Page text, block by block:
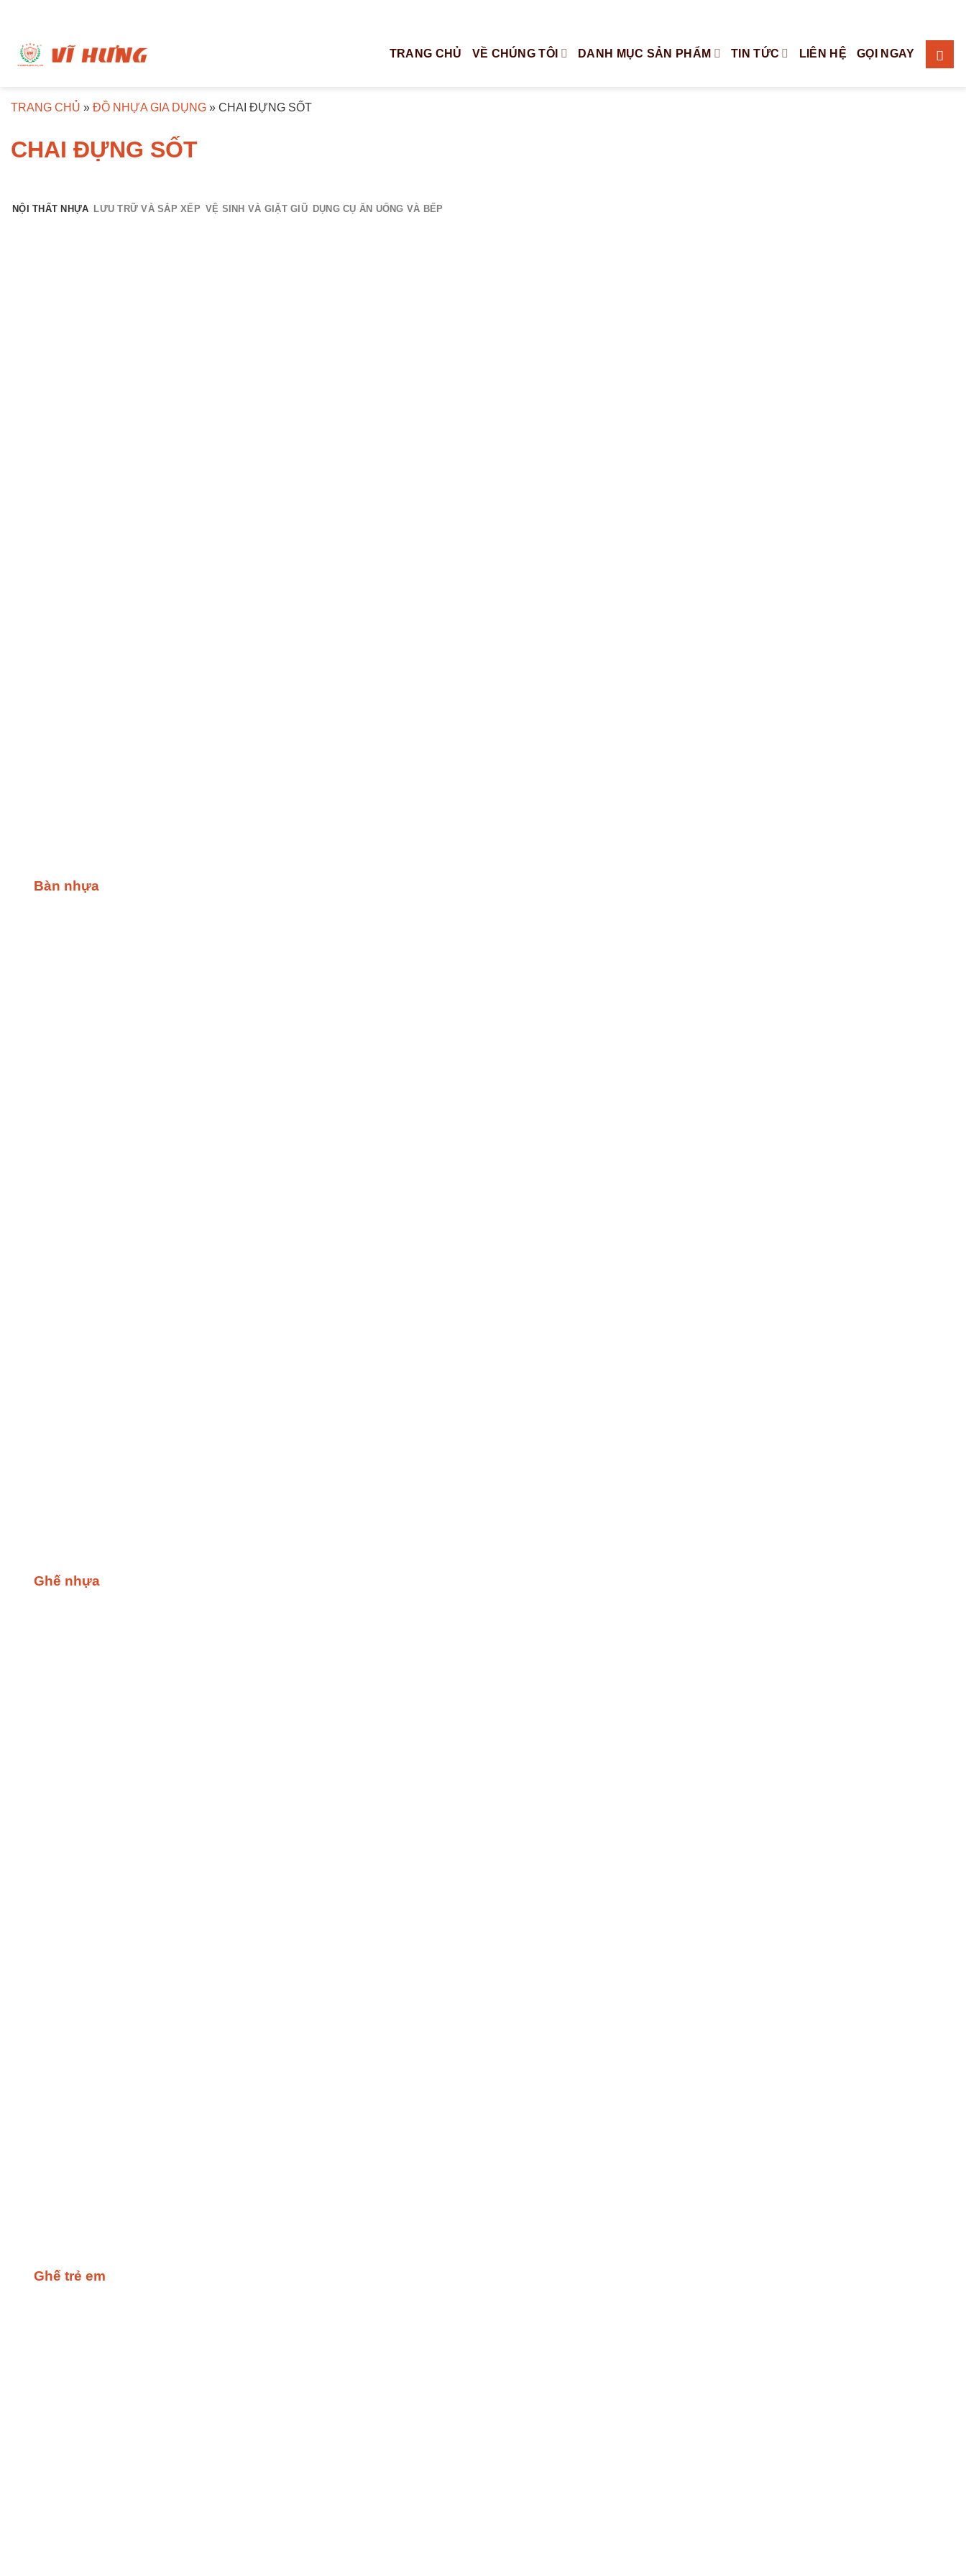
dung
TRANG CHỦ VỀ CHÚNG TÔI DANH MỤC SẢN PHẨM TIN TỨC LIÊN HỆ GỌI NGAY
TRANG CHỦ » ĐỒ NHỰA GIA DỤNG » CHAI ĐỰNG SỐT
CHAI ĐỰNG SỐT
NỘI THẤT NHỰA LƯU TRỮ VÀ SẮP XẾP VỆ SINH VÀ GIẶT GIŨ DỤNG CỤ ĂN UỐNG VÀ BẾP
Bàn nhựa
Ghế nhựa
Ghế trẻ em